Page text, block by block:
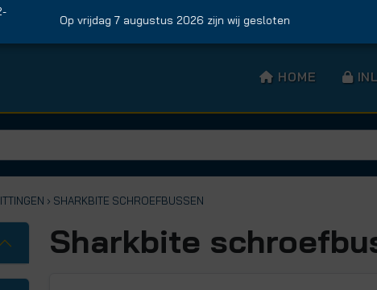
Op vrijdag 7 augustus 2026 zijn wij gesloten
HOME
› SHARKBITE SCHROEFBUSSEN
Sharkbite